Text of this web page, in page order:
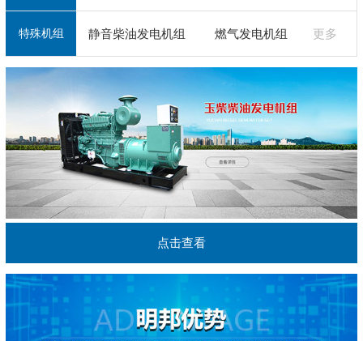
通柴发电机 无锡动力发电机
沃尔沃发电机
珀金斯发电机
+
特殊机组 更多
静音柴油发电机组 燃气发电机组
点击查看